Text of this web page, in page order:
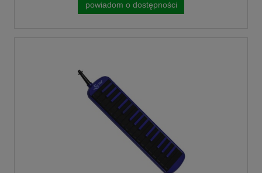
powiadom o dostępności